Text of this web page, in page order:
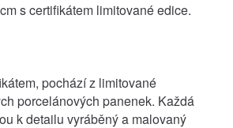
s certifikátem limitované edice.
pochází z limitované
porcelánových panenek. Každá
k detailu vyráběný a malovaný